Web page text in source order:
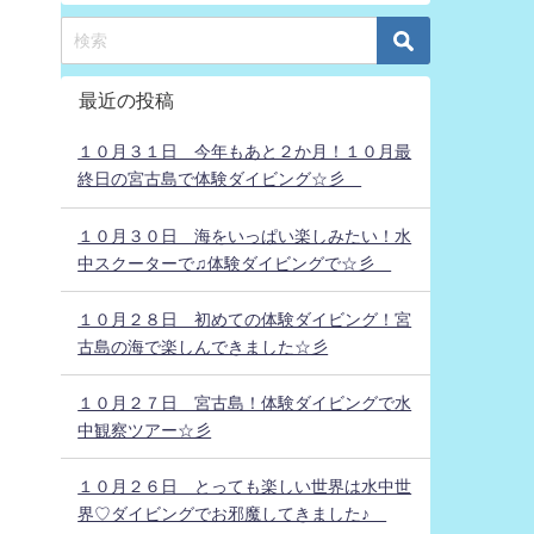
最近の投稿
１０月３１日 今年もあと２か月！１０月最
終日の宮古島で体験ダイビング☆彡
１０月３０日 海をいっぱい楽しみたい！水
中スクーターで♫体験ダイビングで☆彡
１０月２８日 初めての体験ダイビング！宮
古島の海で楽しんできました☆彡
１０月２７日 宮古島！体験ダイビングで水
中観察ツアー☆彡
１０月２６日 とっても楽しい世界は水中世
界♡ダイビングでお邪魔してきました♪